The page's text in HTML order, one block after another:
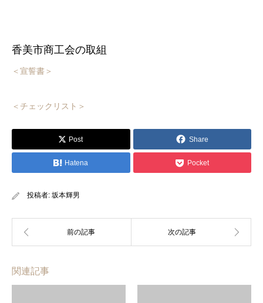
香美市商工会の取組
＜宣誓書＞
＜チェックリスト＞
Post Share
Hatena Pocket
投稿者: 坂本輝男
関連記事